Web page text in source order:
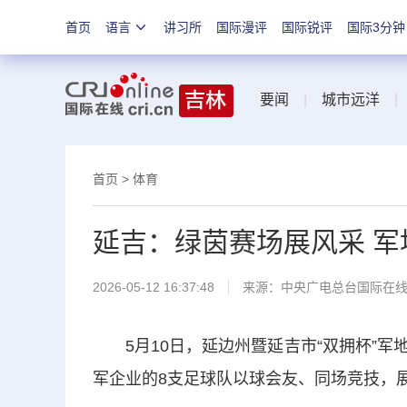
首页 语言 讲习所 国际漫评 国际锐评 国际3分钟
要闻 城市远洋
首页 > 体育
延吉：绿茵赛场展风采
2026-05-12 16:37:48 来源：中央广电总台国际在线
5月10日，延边州暨延吉市“双拥杯”军
军企业的8支足球队以球会友、同场竞技，